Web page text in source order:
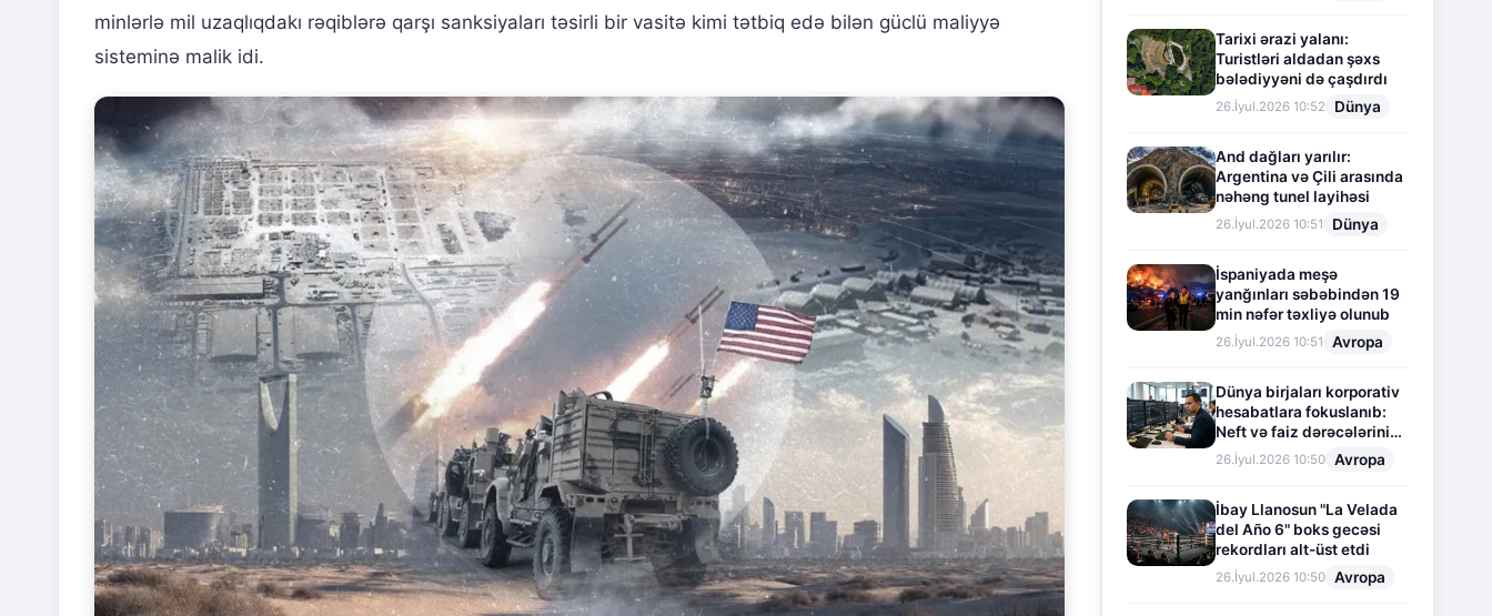
minlərlə mil uzaqlıqdakı rəqiblərə qarşı sanksiyaları təsirli bir vasitə kimi tətbiq edə bilən güclü maliyyə
sisteminə malik idi.
Tarixi ərazi yalanı:
Turistləri aldadan şəxs
bələdiyyəni də çaşdırdı
26.İyul.2026 10:52 Dünya
And dağları yarılır:
Argentina və Çili arasında
nəhəng tunel layihəsi
26.İyul.2026 10:51 Dünya
İspaniyada meşə
yanğınları səbəbindən 19
min nəfər təxliyə olunub
26.İyul.2026 10:51 Avropa
Dünya birjaları korporativ
hesabatlara fokuslanıb:
Neft və faiz dərəcələrinin
təsiri altında cari vəziyyət
26.İyul.2026 10:50 Avropa
İbay Llanosun "La Velada
del Año 6" boks gecəsi
rekordları alt-üst etdi
26.İyul.2026 10:50 Avropa